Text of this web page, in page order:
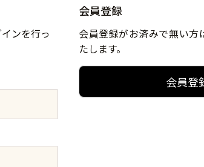
ンを行っ
会員登録
会員登録がお済みで無い
たします。
会員登